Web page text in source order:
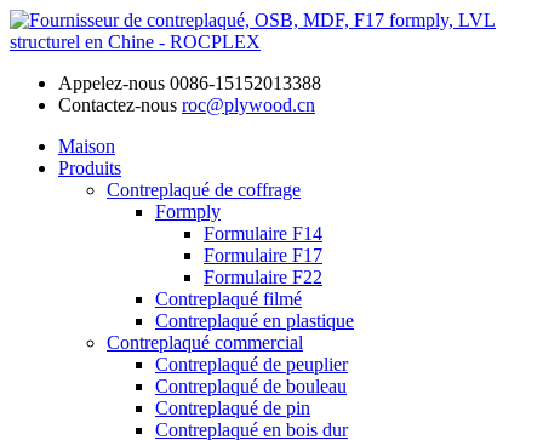
Appelez-nous 0086-15152013388
Contactez-nous roc@plywood.cn
Maison
Produits
Contreplaqué de coffrage
Formply
Formulaire F14
Formulaire F17
Formulaire F22
Contreplaqué filmé
Contreplaqué en plastique
Contreplaqué commercial
Contreplaqué de peuplier
Contreplaqué de bouleau
Contreplaqué de pin
Contreplaqué en bois dur